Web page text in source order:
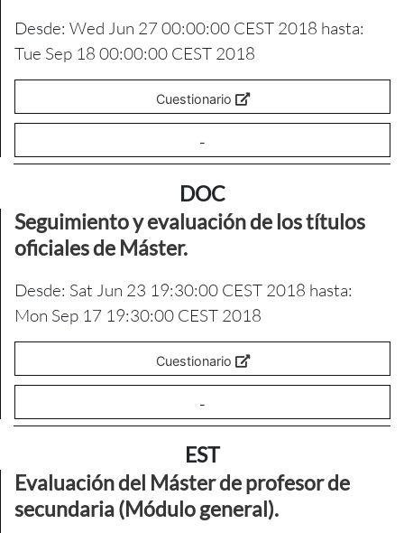
Desde: Wed Jun 27 00:00:00 CEST 2018 hasta:
Tue Sep 18 00:00:00 CEST 2018
Cuestionario
-
DOC
Seguimiento y evaluación de los títulos
oficiales de Máster.
Desde: Sat Jun 23 19:30:00 CEST 2018 hasta:
Mon Sep 17 19:30:00 CEST 2018
Cuestionario
-
EST
Evaluación del Máster de profesor de
secundaria (Módulo general).